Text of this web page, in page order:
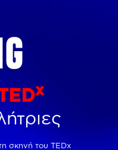
x
σκηνή του TEDx